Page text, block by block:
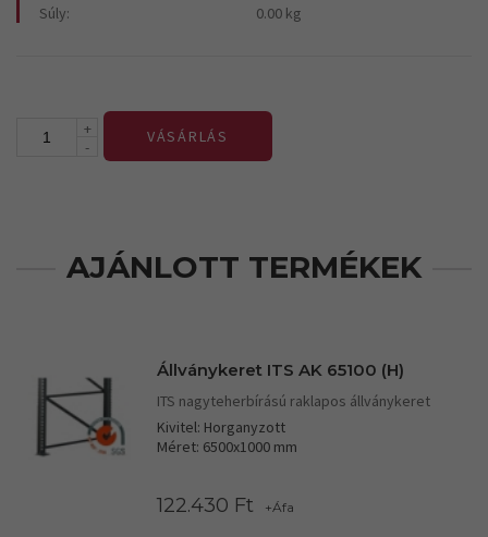
Súly:
0.00 kg
+
-
VÁSÁRLÁS
AJÁNLOTT TERMÉKEK
Állványkeret ITS AK 65100 (H)
ITS nagyteherbírású raklapos állványkeret
Kivitel: Horganyzott
Méret: 6500x1000 mm
122.430 Ft +Áfa